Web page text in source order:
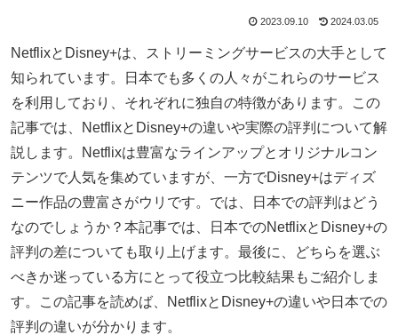
2023.09.10 2024.03.05
NetflixとDisney+は、ストリーミングサービスの大手として
知られています。日本でも多くの人々がこれらのサービス
を利用しており、それぞれに独自の特徴があります。この
記事では、NetflixとDisney+の違いや実際の評判について解
説します。Netflixは豊富なラインアップとオリジナルコン
テンツで人気を集めていますが、一方でDisney+はディズ
ニー作品の豊富さがウリです。では、日本での評判はどう
なのでしょうか？本記事では、日本でのNetflixとDisney+の
評判の差についても取り上げます。最後に、どちらを選ぶ
べきか迷っている方にとって役立つ比較結果もご紹介しま
す。この記事を読めば、NetflixとDisney+の違いや日本での
評判の違いが分かります。